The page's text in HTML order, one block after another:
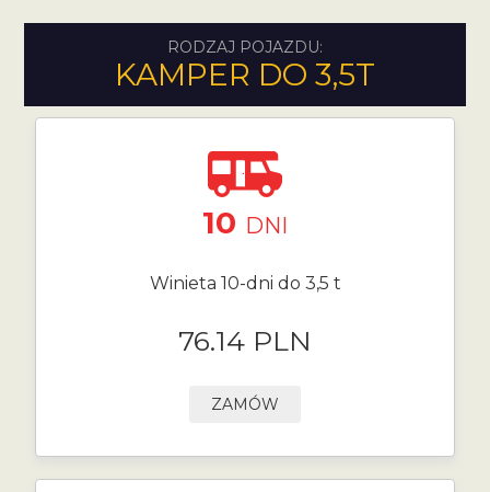
RODZAJ POJAZDU:
KAMPER DO 3,5T
10 DNI
Winieta 10-dni do 3,5 t
76.14 PLN
ZAMÓW